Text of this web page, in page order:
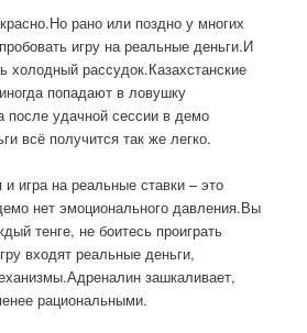
рано или поздно у многих
игру на реальные деньги.И
холодный рассудок.Казахстанские
попадают в ловушку
после удачной сессии в демо
всё получится так же легко.
игра на реальные ставки – это
нет эмоционального давления.Вы
тенге, не боитесь проиграть
входят реальные деньги,
зашкаливает,
рациональными.